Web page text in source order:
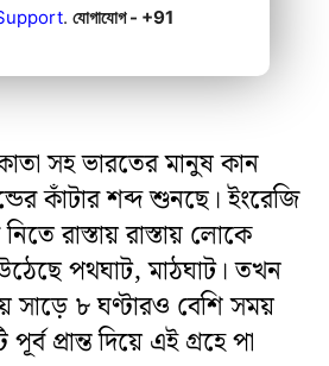
. যোগাযোগ - +91
সহ ভারতের মানুষ কান
কাঁটার শব্দ শুনছে। ইংরেজি
রাস্তায় রাস্তায় লোকে
পথঘাট, মাঠঘাট। তখন
সাড়ে ৮ ঘণ্টারও বেশি সময়
প্রান্ত দিয়ে এই গ্রহে পা